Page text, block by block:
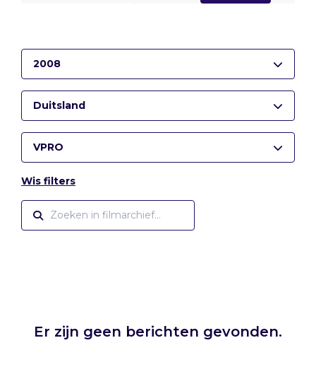
2008
Duitsland
VPRO
Wis filters
Er zijn geen berichten gevonden.